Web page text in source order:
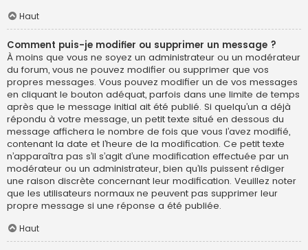
Haut
Comment puis-je modifier ou supprimer un message ?
À moins que vous ne soyez un administrateur ou un modérateur
du forum, vous ne pouvez modifier ou supprimer que vos
propres messages. Vous pouvez modifier un de vos messages
en cliquant le bouton adéquat, parfois dans une limite de temps
après que le message initial ait été publié. Si quelqu’un a déjà
répondu à votre message, un petit texte situé en dessous du
message affichera le nombre de fois que vous l’avez modifié,
contenant la date et l’heure de la modification. Ce petit texte
n’apparaîtra pas s’il s’agit d’une modification effectuée par un
modérateur ou un administrateur, bien qu’ils puissent rédiger
une raison discrète concernant leur modification. Veuillez noter
que les utilisateurs normaux ne peuvent pas supprimer leur
propre message si une réponse a été publiée.
Haut